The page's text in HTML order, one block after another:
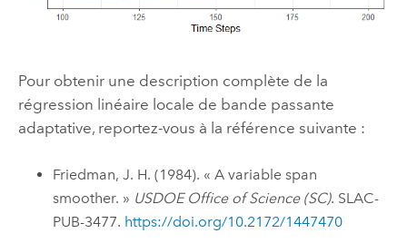
Pour obtenir une description complète de la
régression linéaire locale de bande passante
adaptative, reportez-vous à la référence suivante :
Friedman, J. H. (1984). « A variable span
smoother. » USDOE Office of Science (SC). SLAC-
PUB-3477. https://doi.org/10.2172/1447470